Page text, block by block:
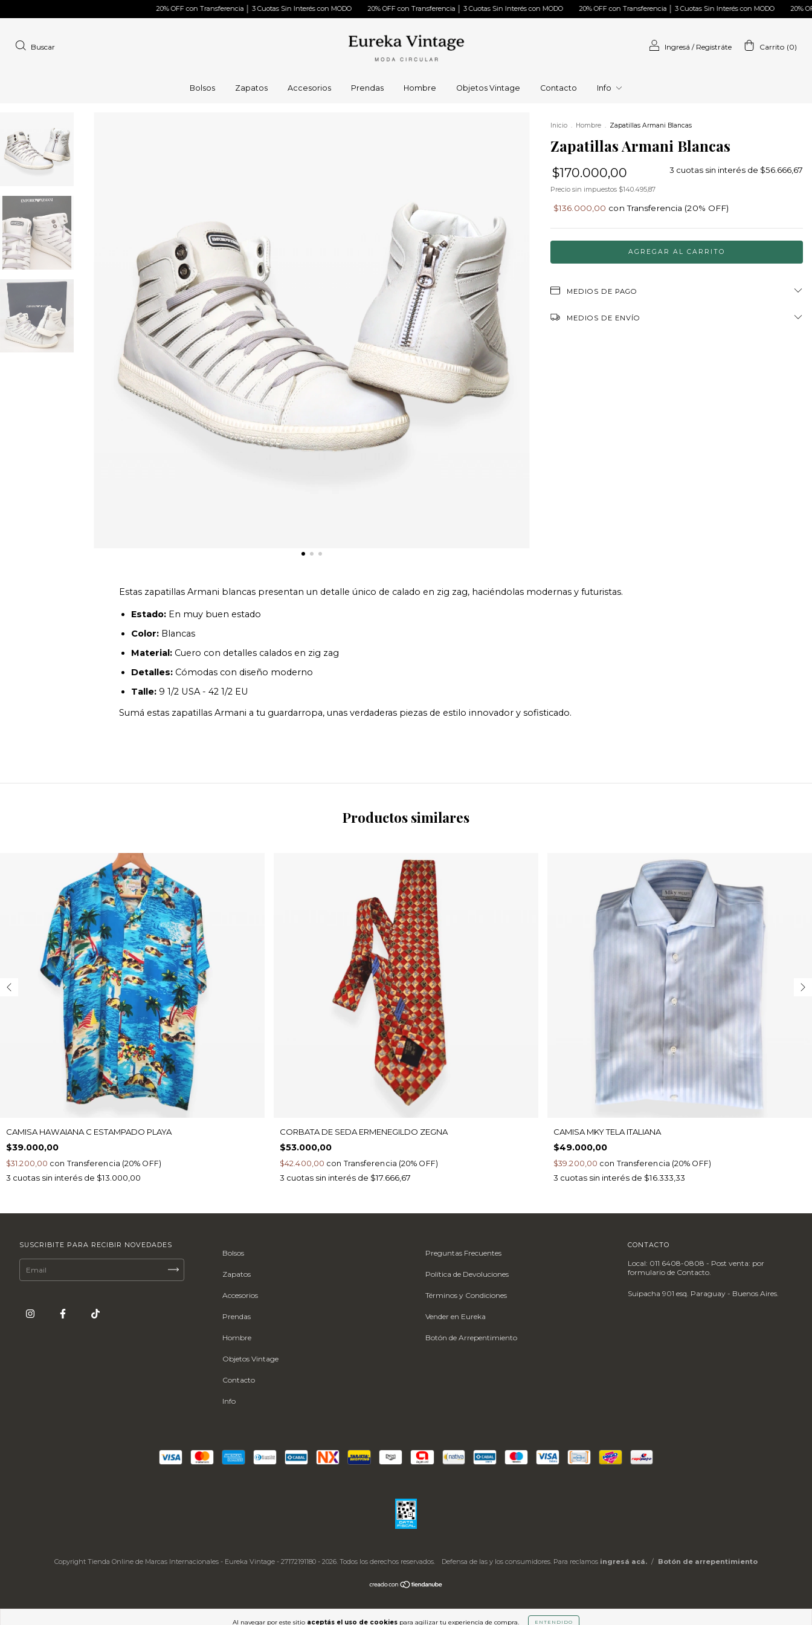
20% OFF con Transferencia │ 3 Cuotas Sin Interés con MODO 20% OFF con Transferencia │ 3 Cuotas Sin Interés con MODO 20% OFF con Transferencia │ 3 Cuotas Sin Interés con MODO 20% OFF con
Buscar Ingresá / Registráte Carrito (0)
Bolsos Zapatos Accesorios Prendas Hombre Objetos Vintage Contacto Info
Al navegar por este sitio aceptás el uso de cookies para agilizar tu experiencia de compra. ENTENDIDO
Inicio . Hombre . Zapatillas Armani Blancas
Zapatillas Armani Blancas
$170.000,00 3 cuotas sin interés de $56.666,67
Precio sin impuestos $140.495,87
$136.000,00 con Transferencia (20% OFF)
MEDIOS DE PAGO
MEDIOS DE ENVÍO
Estas zapatillas Armani blancas presentan un detalle único de calado en zig zag, haciéndolas modernas y futuristas.
Estado: En muy buen estado
Color: Blancas
Material: Cuero con detalles calados en zig zag
Detalles: Cómodas con diseño moderno
Talle: 9 1/2 USA - 42 1/2 EU
Sumá estas zapatillas Armani a tu guardarropa, unas verdaderas piezas de estilo innovador y sofisticado.
Productos similares
CAMISA HAWAIANA C ESTAMPADO PLAYA
$39.000,00
$31.200,00 con Transferencia (20% OFF)
3 cuotas sin interés de $13.000,00
CORBATA DE SEDA ERMENEGILDO ZEGNA
$53.000,00
$42.400,00 con Transferencia (20% OFF)
3 cuotas sin interés de $17.666,67
CAMISA MKY TELA ITALIANA
$49.000,00
$39.200,00 con Transferencia (20% OFF)
3 cuotas sin interés de $16.333,33
SUSCRIBITE PARA RECIBIR NOVEDADES
Bolsos
Zapatos
Accesorios
Prendas
Hombre
Objetos Vintage
Contacto
Info
Preguntas Frecuentes
Política de Devoluciones
Términos y Condiciones
Vender en Eureka
Botón de Arrepentimiento
CONTACTO
Local: 011 6408-0808 - Post venta: por
formulario de Contacto.
Suipacha 901 esq. Paraguay - Buenos Aires.
Copyright Tienda Online de Marcas Internacionales - Eureka Vintage - 27172191180 - 2026. Todos los derechos reservados. Defensa de las y los consumidores. Para reclamos ingresá acá. / Botón de arrepentimiento